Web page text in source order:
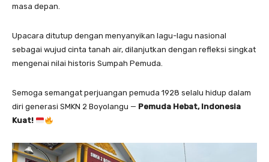
masa depan.
Upacara ditutup dengan menyanyikan lagu-lagu nasional
sebagai wujud cinta tanah air, dilanjutkan dengan refleksi singkat
mengenai nilai historis Sumpah Pemuda.
Semoga semangat perjuangan pemuda 1928 selalu hidup dalam
diri generasi SMKN 2 Boyolangu — Pemuda Hebat, Indonesia
Kuat!